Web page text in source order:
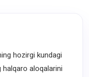
hozirgi kundagi
aloqalarini